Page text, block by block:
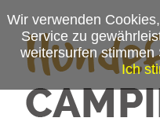
Wir verwenden
Service zu
weitersurfen stimmen
Ich